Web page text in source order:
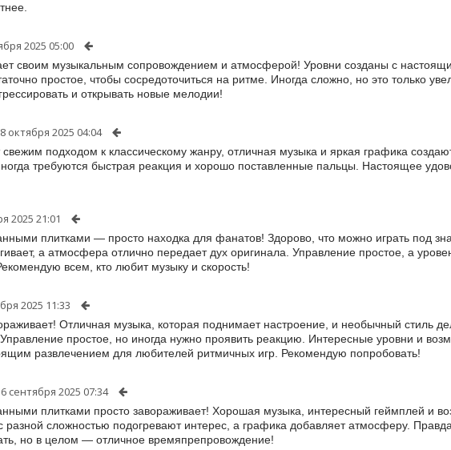
2025 05:00
своим музыкальным сопровождением и атмосферой! Уровни созданы с
простое, чтобы сосредоточиться на ритме. Иногда сложно, но это только
и открывать новые мелодии!
8 октября 2025 04:04
свежим подходом к классическому жанру, отличная музыка и яркая графика
требуются быстрая реакция и хорошо поставленные пальцы. Настоящее
2025 21:01
плитками — просто находка для фанатов! Здорово, что можно играть под
а атмосфера отлично передает дух оригинала. Управление простое, а
всем, кто любит музыку и скорость!
2025 11:33
Отличная музыка, которая поднимает настроение, и необычный стиль
простое, но иногда нужно проявить реакцию. Интересные уровни и
развлечением для любителей ритмичных игр. Рекомендую попробовать!
сентября 2025 07:34
плитками просто завораживает! Хорошая музыка, интересный геймплей и
разной сложностью подогревают интерес, а графика добавляет атмосферу.
но в целом — отличное времяпрепровождение!